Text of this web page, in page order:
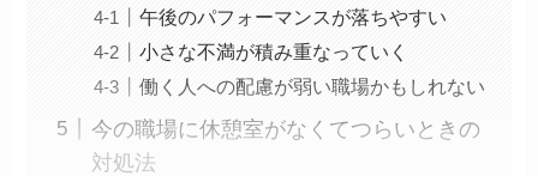
午後のパフォーマンスが落ちやすい
小さな不満が積み重なっていく
働く人への配慮が弱い職場かもしれない
今の職場に休憩室がなくてつらいときの
対処法